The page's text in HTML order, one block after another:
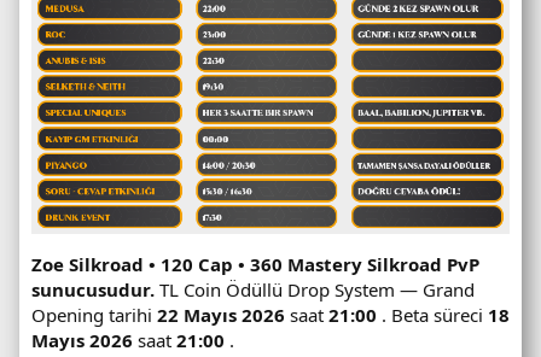
Zoe Silkroad • 120 Cap • 360 Mastery Silkroad PvP
sunucusudur. TL Coin Ödüllü Drop System — Grand
Opening tarihi 22 Mayıs 2026 saat 21:00 . Beta süreci 18
Mayıs 2026 saat 21:00 .